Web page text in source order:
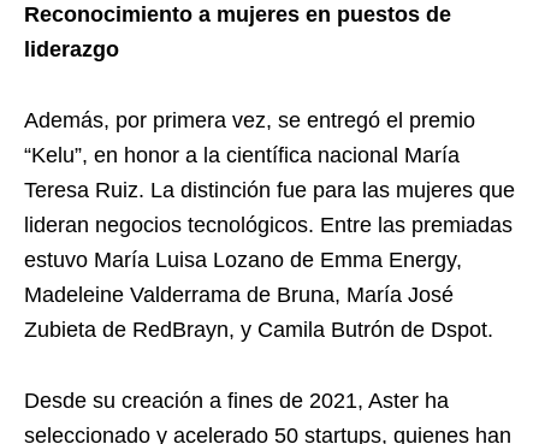
Reconocimiento a mujeres en puestos de
liderazgo
Además, por primera vez, se entregó el premio
“Kelu”, en honor a la científica nacional María
Teresa Ruiz. La distinción fue para las mujeres que
lideran negocios tecnológicos. Entre las premiadas
estuvo María Luisa Lozano de Emma Energy,
Madeleine Valderrama de Bruna, María José
Zubieta de RedBrayn, y Camila Butrón de Dspot.
Desde su creación a fines de 2021, Aster ha
seleccionado y acelerado 50 startups, quienes han